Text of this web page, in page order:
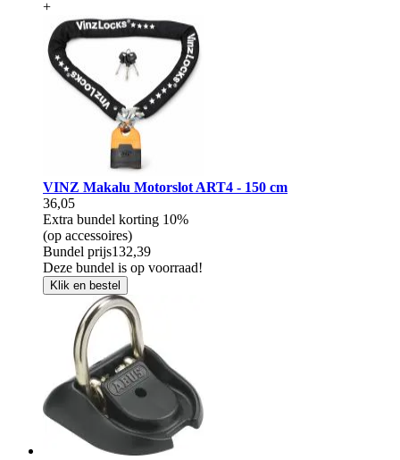
+
VINZ Makalu Motorslot ART4 - 150 cm
36,05
Extra bundel korting 10%
(op accessoires)
Bundel prijs132,39
Deze bundel is op voorraad!
Klik en bestel